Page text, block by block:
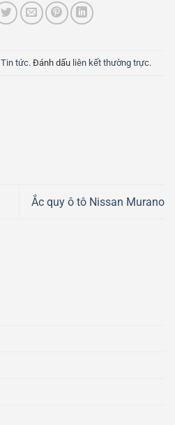
Tin tức. Đánh dấu liên kết thường trực.
Ắc quy ô tô Nissan Murano